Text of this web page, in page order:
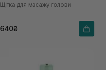
Lavender Lite
Щітка для масажу голови
640₴